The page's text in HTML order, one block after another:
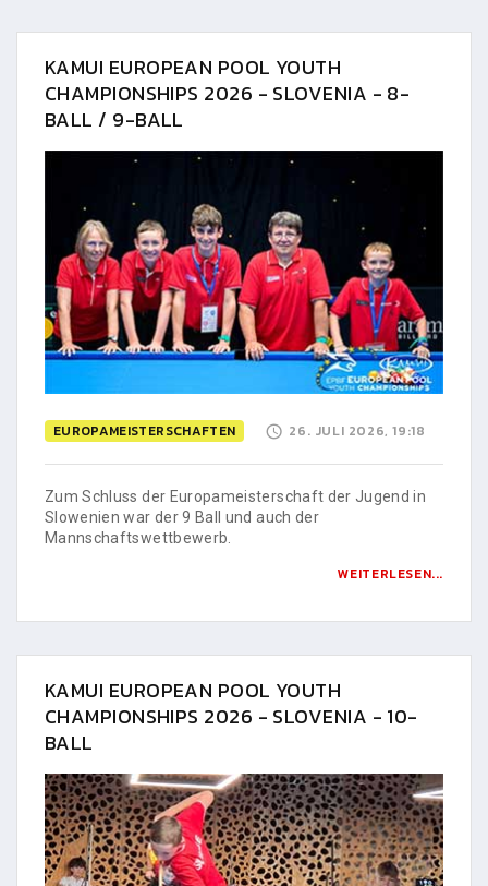
KAMUI EUROPEAN POOL YOUTH
CHAMPIONSHIPS 2026 - SLOVENIA - 8-
BALL / 9-BALL
EUROPAMEISTERSCHAFTEN 26. JULI 2026, 19:18
Zum Schluss der Europameisterschaft der Jugend in
Slowenien war der 9 Ball und auch der
Mannschaftswettbewerb.
WEITERLESEN...
KAMUI EUROPEAN POOL YOUTH
CHAMPIONSHIPS 2026 - SLOVENIA - 10-
BALL